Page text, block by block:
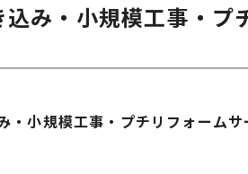
み・小規模工事・プ
・小規模工事・プチリフォーム